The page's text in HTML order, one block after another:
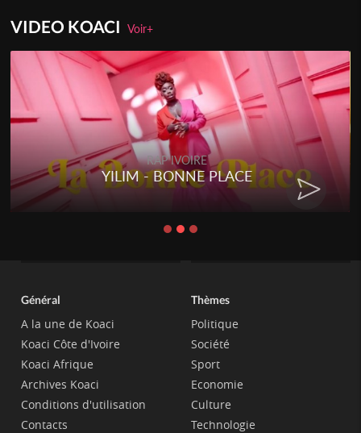
VIDEO KOACIVoir+
RAP IVOIRE
YILIM - BONNE PLACE
Général
A la une de Koaci
Koaci Côte d'Ivoire
Koaci Afrique
Archives Koaci
Conditions d'utilisation
Contacts
Thèmes
Politique
Société
Sport
Economie
Culture
Technologie